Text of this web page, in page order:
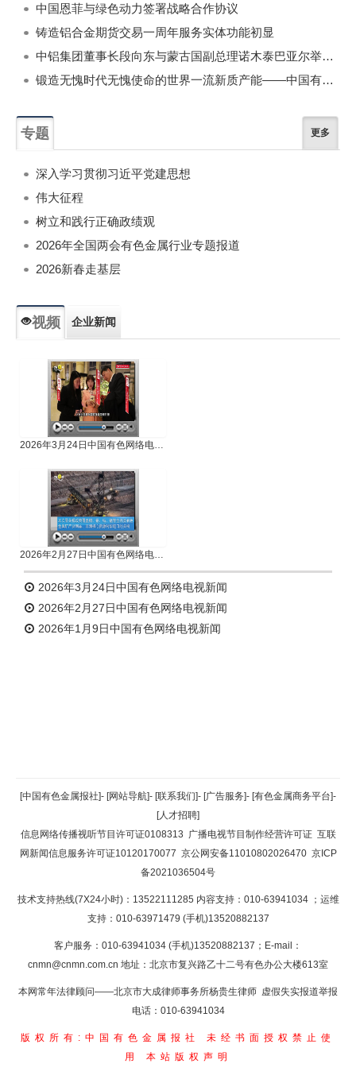
中国恩菲与绿色动力签署战略合作协议
铸造铝合金期货交易一周年服务实体功能初显
中铝集团董事长段向东与蒙古国副总理诺木泰巴亚尔举行会谈
锻造无愧时代无愧使命的世界一流新质产能——中国有色金属工业的战略应对与破局之道（二）
专题 更多
深入学习贯彻习近平党建思想
伟大征程
树立和践行正确政绩观
2026年全国两会有色金属行业专题报道
2026新春走基层
视频 企业新闻
2026年3月24日中国有色网络电视新闻
2026年2月27日中国有色网络电视新闻
2026年3月24日中国有色网络电视新闻
2026年2月27日中国有色网络电视新闻
2026年1月9日中国有色网络电视新闻
返回顶部
返回首页
[中国有色金属报社]- [网站导航]- [联系我们]- [广告服务]- [有色金属商务平台]-
[人才招聘]
信息网络传播视听节目许可证0108313 广播电视节目制作经营许可证 互联
网新闻信息服务许可证10120170077 京公网安备11010802026470 京ICP
备2021036504号
技术支持热线(7X24小时)：13522111285 内容支持：010-63941034 ；运维
支持：010-63971479 (手机)13520882137
客户服务：010-63941034 (手机)13520882137；E-mail：
cnmn@cnmn.com.cn 地址：北京市复兴路乙十二号有色办公大楼613室
本网常年法律顾问——北京市大成律师事务所杨贵生律师 虚假失实报道举报
电话：010-63941034
版权所有:中国有色金属报社
未经书面授权禁止使
用 本站版权声明